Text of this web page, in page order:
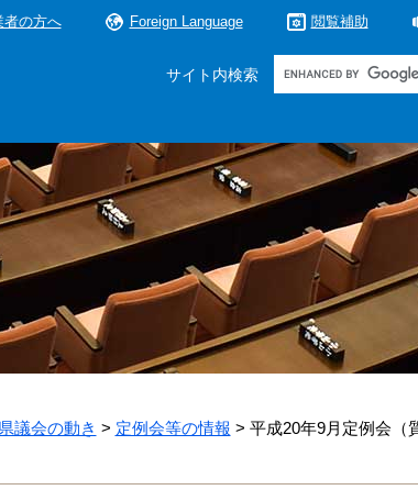
者の方へ Foreign Language 閲覧補助
サイト内検索
Google
ム
索
県議会の動き > 定例会等の情報 > 平成20年9月定例会（